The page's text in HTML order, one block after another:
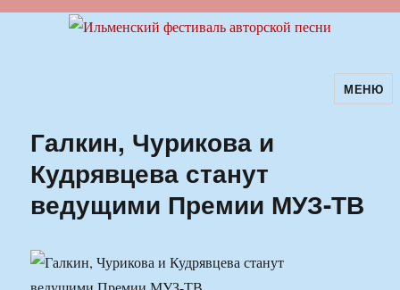
Ильменский фестиваль авторскойМЕНЮ
Галкин, Чурикова и
Кудрявцева станут
ведущими Премии МУЗ-ТВ